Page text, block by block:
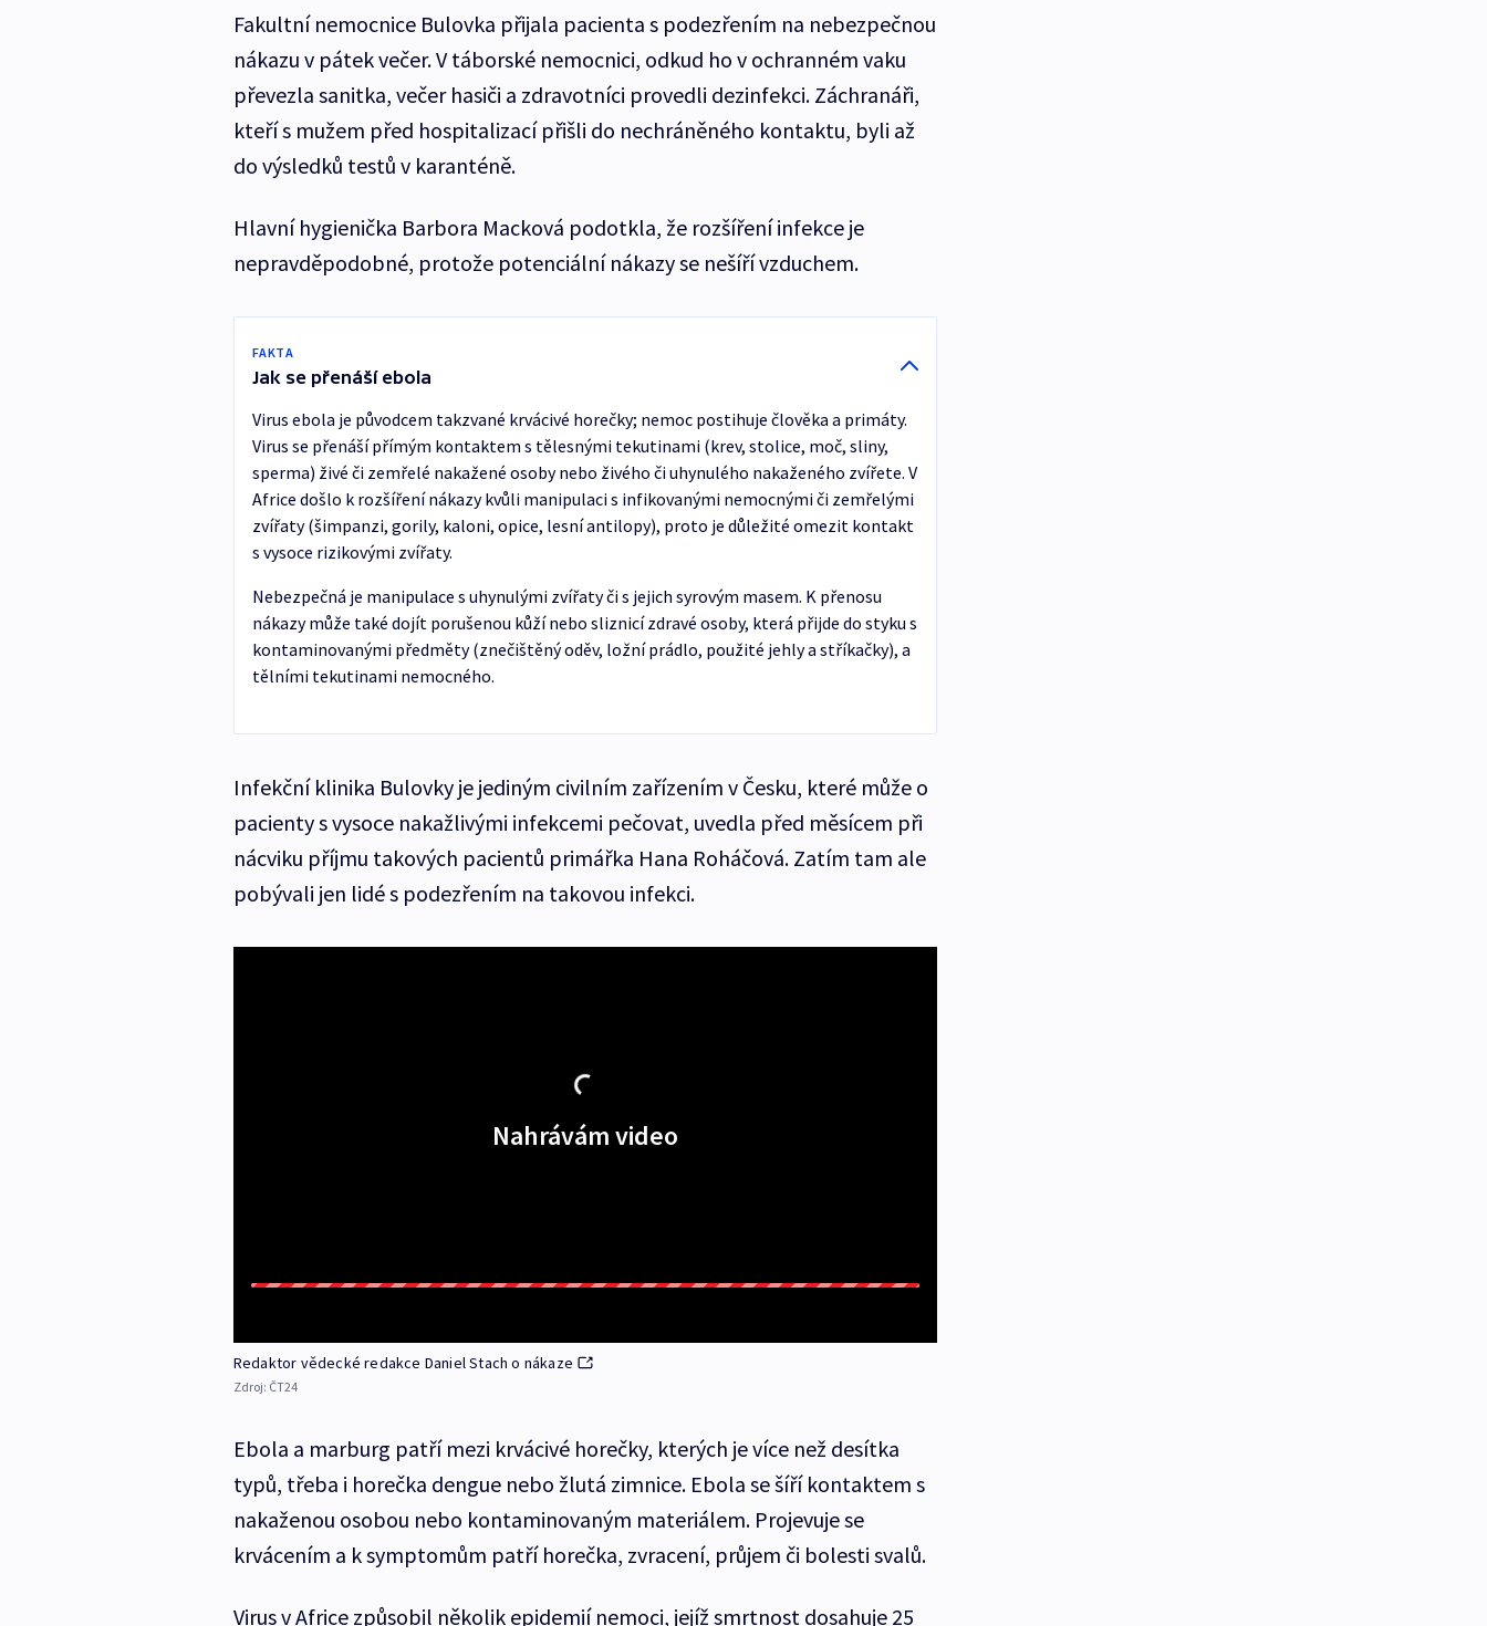
Fakultní nemocnice Bulovka přijala pacienta s podezřením na nebezpečnou
nákazu v pátek večer. V táborské nemocnici, odkud ho v ochranném vaku
převezla sanitka, večer hasiči a zdravotníci provedli dezinfekci. Záchranáři,
kteří s mužem před hospitalizací přišli do nechráněného kontaktu, byli až
do výsledků testů v karanténě.
Hlavní hygienička Barbora Macková podotkla, že rozšíření infekce je
nepravděpodobné, protože potenciální nákazy se nešíří vzduchem.
FAKTA
Jak se přenáší ebola
Virus ebola je původcem takzvané krvácivé horečky; nemoc postihuje člověka a primáty.
Virus se přenáší přímým kontaktem s tělesnými tekutinami (krev, stolice, moč, sliny,
sperma) živé či zemřelé nakažené osoby nebo živého či uhynulého nakaženého zvířete. V
Africe došlo k rozšíření nákazy kvůli manipulaci s infikovanými nemocnými či zemřelými
zvířaty (šimpanzi, gorily, kaloni, opice, lesní antilopy), proto je důležité omezit kontakt
s vysoce rizikovými zvířaty.
Nebezpečná je manipulace s uhynulými zvířaty či s jejich syrovým masem. K přenosu
nákazy může také dojít porušenou kůží nebo sliznicí zdravé osoby, která přijde do styku s
kontaminovanými předměty (znečištěný oděv, ložní prádlo, použité jehly a stříkačky), a
tělními tekutinami nemocného.
Infekční klinika Bulovky je jediným civilním zařízením v Česku, které může o
pacienty s vysoce nakažlivými infekcemi pečovat, uvedla před měsícem při
nácviku příjmu takových pacientů primářka Hana Roháčová. Zatím tam ale
pobývali jen lidé s podezřením na takovou infekci.
Nahrávám video
Redaktor vědecké redakce Daniel Stach o nákaze
Zdroj: ČT24
Ebola a marburg patří mezi krvácivé horečky, kterých je více než desítka
typů, třeba i horečka dengue nebo žlutá zimnice. Ebola se šíří kontaktem s
nakaženou osobou nebo kontaminovaným materiálem. Projevuje se
krvácením a k symptomům patří horečka, zvracení, průjem či bolesti svalů.
Virus v Africe způsobil několik epidemií nemoci, jejíž smrtnost dosahuje 25